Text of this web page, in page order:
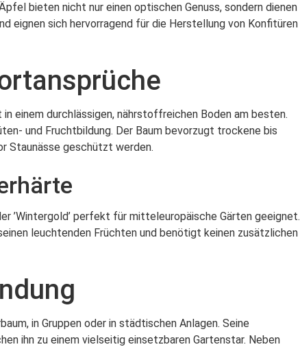
bieten nicht nur einen optischen Genuss, sondern dienen
eignen sich hervorragend für die Herstellung von Konfitüren
in einem durchlässigen, nährstoffreichen Boden am besten.
und Fruchtbildung. Der Baum bevorzugt trockene bis
Staunässe geschützt werden.
’Wintergold’ perfekt für mitteleuropäische Gärten geeignet.
leuchtenden Früchten und benötigt keinen zusätzlichen
in Gruppen oder in städtischen Anlagen. Seine
ihn zu einem vielseitig einsetzbaren Gartenstar. Neben